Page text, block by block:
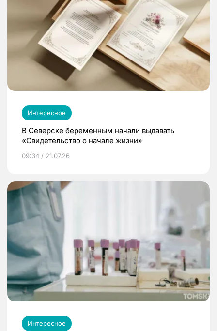
Интересное
В Северске беременным начали выдавать
«Свидетельство о начале жизни»
09:34 / 21.07.26
Интересное